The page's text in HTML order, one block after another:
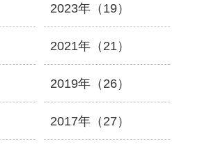
2023年（19）
2021年（21）
2019年（26）
2017年（27）